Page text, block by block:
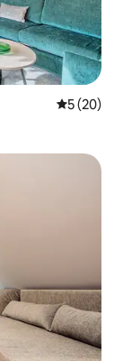
從 20 則評
5 (20)